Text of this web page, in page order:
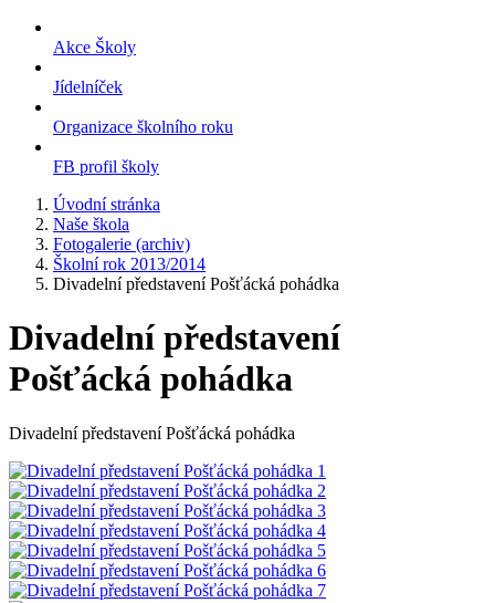
Akce Školy
Jídelníček
Organizace školního roku
FB profil školy
Úvodní stránka
Naše škola
Fotogalerie (archiv)
Školní rok 2013/2014
Divadelní představení Pošťácká pohádka
Divadelní představení
Pošťácká pohádka
Divadelní představení Pošťácká pohádka